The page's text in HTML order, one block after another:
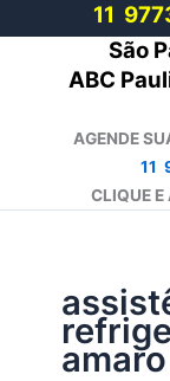
11
São
ABC
AGENDE
11
CLIQUE E
amaro